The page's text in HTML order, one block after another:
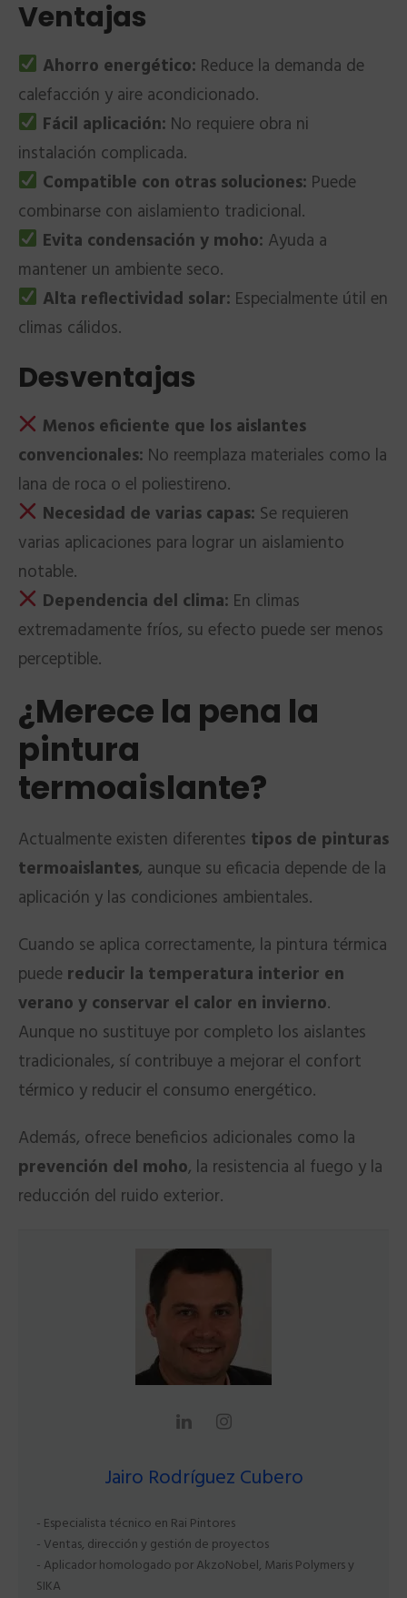
Ventajas
Ahorro energético: Reduce la demanda de
calefacción y aire acondicionado.
Fácil aplicación: No requiere obra ni
instalación complicada.
Compatible con otras soluciones: Puede
combinarse con aislamiento tradicional.
Evita condensación y moho: Ayuda a
mantener un ambiente seco.
Alta reflectividad solar: Especialmente útil en
climas cálidos.
Desventajas
Menos eficiente que los aislantes
convencionales: No reemplaza materiales como la
lana de roca o el poliestireno.
Necesidad de varias capas: Se requieren
varias aplicaciones para lograr un aislamiento
notable.
Dependencia del clima: En climas
extremadamente fríos, su efecto puede ser menos
perceptible.
¿Merece la pena la
pintura
termoaislante?
Actualmente existen diferentes tipos de pinturas
termoaislantes, aunque su eficacia depende de la
aplicación y las condiciones ambientales.
Cuando se aplica correctamente, la pintura térmica
puede reducir la temperatura interior en
verano y conservar el calor en invierno.
Aunque no sustituye por completo los aislantes
tradicionales, sí contribuye a mejorar el confort
térmico y reducir el consumo energético.
Además, ofrece beneficios adicionales como la
prevención del moho, la resistencia al fuego y la
reducción del ruido exterior.
Jairo Rodríguez Cubero
- Especialista técnico en Rai Pintores
- Ventas, dirección y gestión de proyectos
- Aplicador homologado por AkzoNobel, Maris Polymers y
SIKA